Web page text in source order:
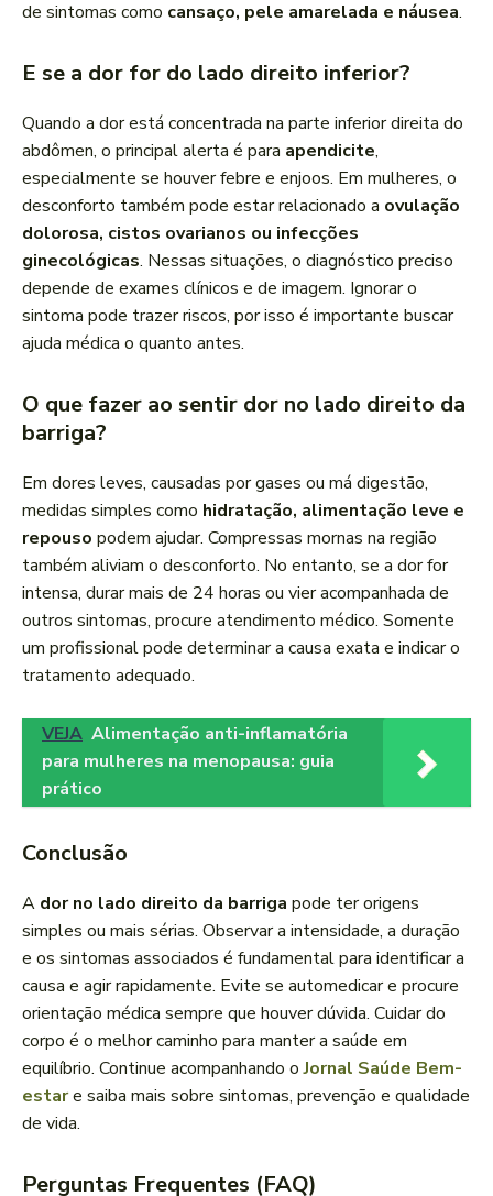
de sintomas como cansaço, pele amarelada e náusea.
E se a dor for do lado direito inferior?
Quando a dor está concentrada na parte inferior direita do
abdômen, o principal alerta é para apendicite,
especialmente se houver febre e enjoos. Em mulheres, o
desconforto também pode estar relacionado a ovulação
dolorosa, cistos ovarianos ou infecções
ginecológicas. Nessas situações, o diagnóstico preciso
depende de exames clínicos e de imagem. Ignorar o
sintoma pode trazer riscos, por isso é importante buscar
ajuda médica o quanto antes.
O que fazer ao sentir dor no lado direito da
barriga?
Em dores leves, causadas por gases ou má digestão,
medidas simples como hidratação, alimentação leve e
repouso podem ajudar. Compressas mornas na região
também aliviam o desconforto. No entanto, se a dor for
intensa, durar mais de 24 horas ou vier acompanhada de
outros sintomas, procure atendimento médico. Somente
um profissional pode determinar a causa exata e indicar o
tratamento adequado.
VEJA Alimentação anti-inflamatória
para mulheres na menopausa: guia
prático
Conclusão
A dor no lado direito da barriga pode ter origens
simples ou mais sérias. Observar a intensidade, a duração
e os sintomas associados é fundamental para identificar a
causa e agir rapidamente. Evite se automedicar e procure
orientação médica sempre que houver dúvida. Cuidar do
corpo é o melhor caminho para manter a saúde em
equilíbrio. Continue acompanhando oJornal Saúde Bem-
estare saiba mais sobre sintomas, prevenção e qualidade
de vida.
Perguntas Frequentes (FAQ)